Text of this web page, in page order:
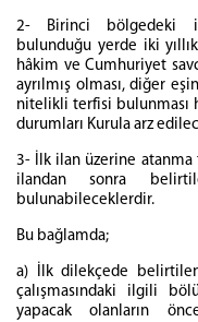
2- Birinci bölgedeki
bulunduğu yerde iki
hâkim ve Cumhuriyet
ayrılmış olması, diğer
nitelikli terfisi bulunması
durumları Kurula arz
3- İlk ilan üzerine atanma
ilandan sonra
bulunabileceklerdir.
Bu bağlamda;
a) İlk dilekçede belirtilen
çalışmasındaki ilgili
yapacak olanların